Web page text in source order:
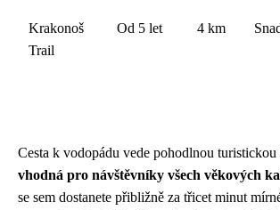
Krakonoš
Trail
Od 5 let 4 km
Cesta k vodopádu vede pohodlnou turistickou
vhodná pro návštěvníky všech věkových
se sem dostanete přibližně za třicet minut